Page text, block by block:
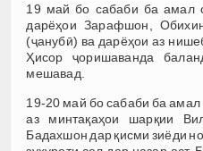
19 май бо сабаби ба амал
дарёҳои Зарафшон,
(ҷанубӣ) ва дарёҳои аз
Ҳисор ҷоришаванда
мешавад.
19-20 май бо сабаби ба
аз минтақаҳои шарқии
Бадахшон дар қисми зиёди